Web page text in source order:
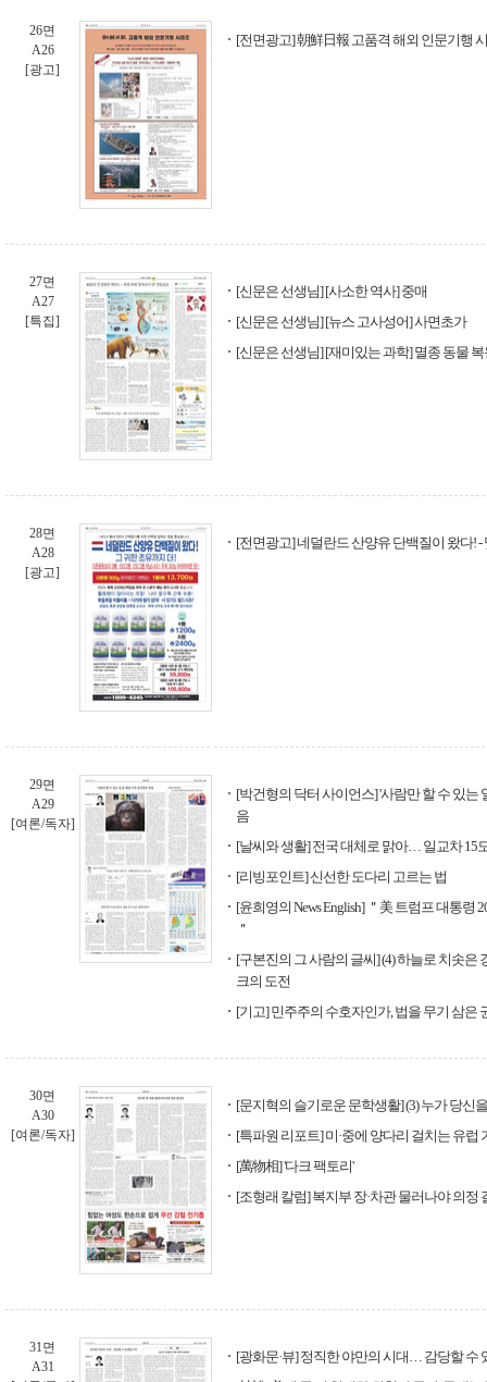
26면
A26
[광고]
[전면광고] 朝鮮日報 고품격 해외 인문기행
27면
A27
[특집]
[신문은 선생님] [사소한 역사] 중매
[신문은 선생님] [뉴스 고사성어] 사면초가
[신문은 선생님] [재미있는 과학] 멸종 동물 복
28면
A28
[광고]
[전면광고] 네덜란드 산양유 단백질이 왔다!
29면
A29
[여론/독자]
[박건형의 닥터 사이언스] '사람만 할 수 있는
음
[날씨와 생활] 전국 대체로 맑아… 일교차 15
[리빙포인트] 신선한 도다리 고르는 법
[윤희영의 News English] ＂美 트럼프 대통령
＂
[구본진의 그 사람의 글씨] (4) 하늘로 치솟
크의 도전
[기고] 민주주의 수호자인가, 법을 무기 삼은
30면
A30
[여론/독자]
[문지혁의 슬기로운 문학생활] (3) 누가 당신
[특파원 리포트] 미·중에 양다리 걸치는 유럽
[萬物相] '다크 팩토리'
[조형래 칼럼] 복지부 장·차관 물러나야 의정
31면
A31
[광화문·뷰] 정직한 야만의 시대… 감당할 수